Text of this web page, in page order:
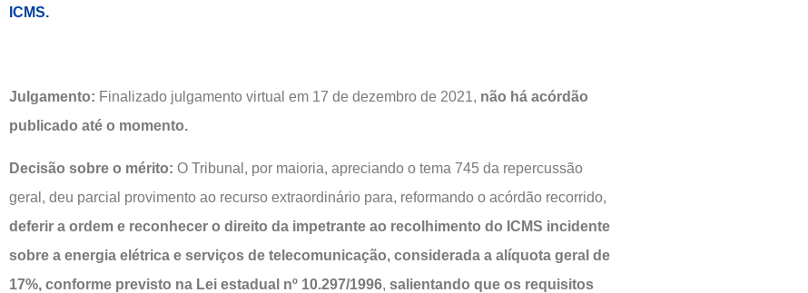
ICMS.
Julgamento: Finalizado julgamento virtual em 17 de dezembro de 2021, não há acórdão
publicado até o momento.
Decisão sobre o mérito: O Tribunal, por maioria, apreciando o tema 745 da repercussão
geral, deu parcial provimento ao recurso extraordinário para, reformando o acórdão recorrido,
deferir a ordem e reconhecer o direito da impetrante ao recolhimento do ICMS incidente
sobre a energia elétrica e serviços de telecomunicação, considerada a alíquota geral de
17%, conforme previsto na Lei estadual nº 10.297/1996, salientando que os requisitos